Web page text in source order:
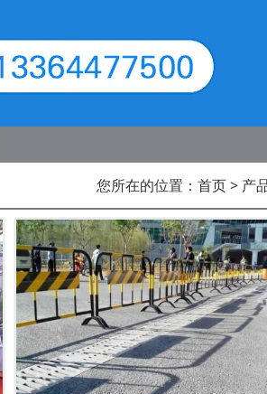
您所在的位置： 首页> 产